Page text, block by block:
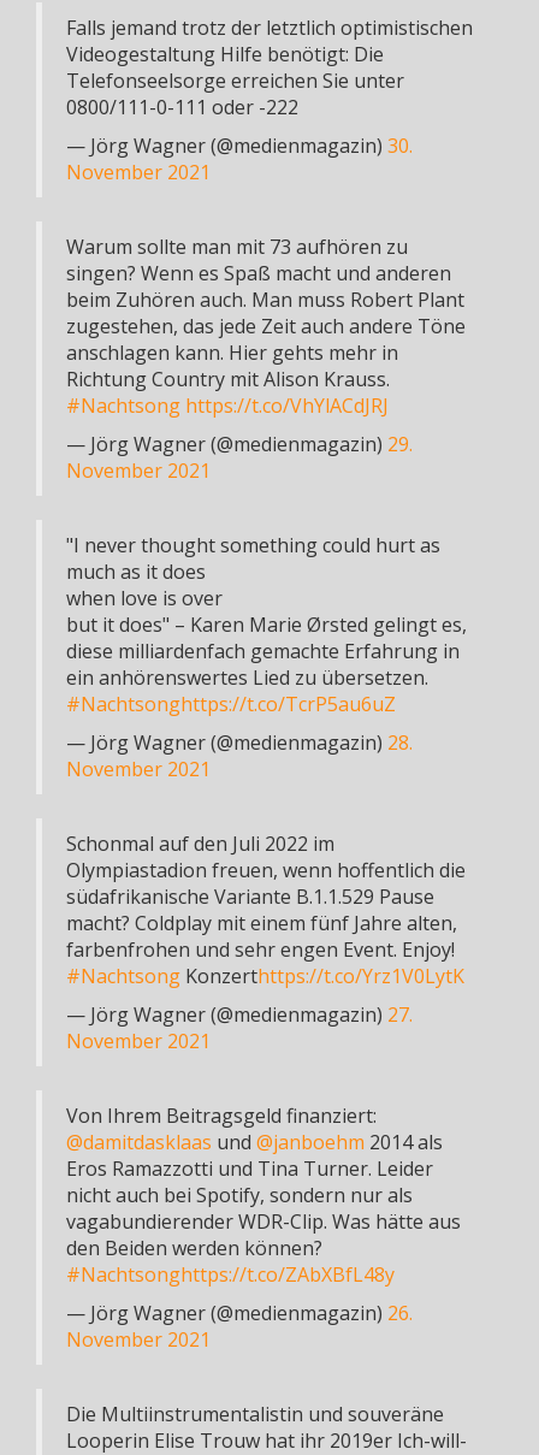
Falls jemand trotz der letztlich optimistischen
Videogestaltung Hilfe benötigt: Die
Telefonseelsorge erreichen Sie unter
0800/111-0-111 oder -222
— Jörg Wagner (@medienmagazin) 30.
November 2021
Warum sollte man mit 73 aufhören zu
singen? Wenn es Spaß macht und anderen
beim Zuhören auch. Man muss Robert Plant
zugestehen, das jede Zeit auch andere Töne
anschlagen kann. Hier gehts mehr in
Richtung Country mit Alison Krauss.
#Nachtsong https://t.co/VhYlACdJRJ
— Jörg Wagner (@medienmagazin) 29.
November 2021
"I never thought something could hurt as
much as it does
when love is over
but it does" – Karen Marie Ørsted gelingt es,
diese milliardenfach gemachte Erfahrung in
ein anhörenswertes Lied zu übersetzen.
#Nachtsonghttps://t.co/TcrP5au6uZ
— Jörg Wagner (@medienmagazin) 28.
November 2021
Schonmal auf den Juli 2022 im
Olympiastadion freuen, wenn hoffentlich die
südafrikanische Variante B.1.1.529 Pause
macht? Coldplay mit einem fünf Jahre alten,
farbenfrohen und sehr engen Event. Enjoy!
#Nachtsong Konzerthttps://t.co/Yrz1V0LytK
— Jörg Wagner (@medienmagazin) 27.
November 2021
Von Ihrem Beitragsgeld finanziert:
@damitdasklaas und @janboehm 2014 als
Eros Ramazzotti und Tina Turner. Leider
nicht auch bei Spotify, sondern nur als
vagabundierender WDR-Clip. Was hätte aus
den Beiden werden können?
#Nachtsonghttps://t.co/ZAbXBfL48y
— Jörg Wagner (@medienmagazin) 26.
November 2021
Die Multiinstrumentalistin und souveräne
Looperin Elise Trouw hat ihr 2019er Ich-will-